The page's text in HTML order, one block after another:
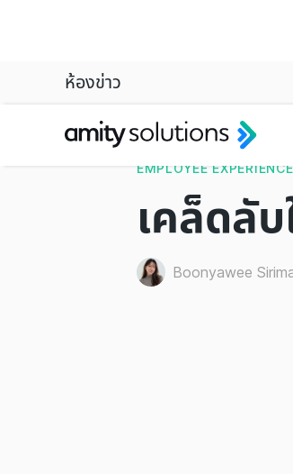
ห้องข่าว
EMPLOYEE EXPERIENCE
เคล็ดลั
Boonyawee